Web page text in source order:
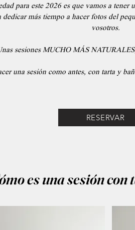
para este 2026 es que vamos a tener
dedicar más tiempo a hacer fotos del
vosotros.
sesiones MUCHO MÁS
una sesión como antes, con tarta y
RESERVAR
es una sesión